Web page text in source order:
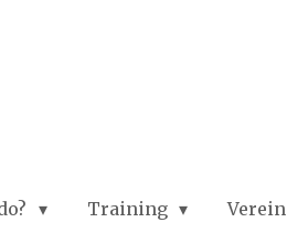
Training Verein